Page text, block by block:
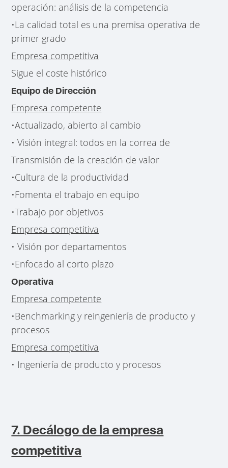
operación: análisis de la competencia
•La calidad total es una premisa operativa de
primer grado
Empresa competitiva
Sigue el coste histórico
Equipo de Dirección
Empresa competente
•Actualizado, abierto al cambio
• Visión integral: todos en la correa de
Transmisión de la creación de valor
•Cultura de la productividad
•Fomenta el trabajo en equipo
•Trabajo por objetivos
Empresa competitiva
• Visión por departamentos
•Enfocado al corto plazo
Operativa
Empresa competente
•Benchmarking y reingeniería de producto y
procesos
Empresa competitiva
• Ingeniería de producto y procesos
7. Decálogo de la empresa
competitiva